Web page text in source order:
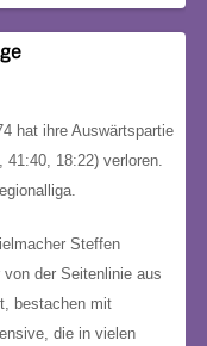
hat ihre Auswärtspartie
41:40, 18:22) verloren.
Steffen
der Seitenlinie aus
bestachen mit
die in vielen